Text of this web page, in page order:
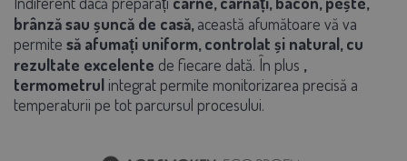
brânză sau șuncă de casă, această afumătoare vă va
permite să afumați uniform, controlat și natural, cu
rezultate excelente de fiecare dată. În plus ,
termometrul integrat permite monitorizarea precisă a
temperaturii pe tot parcursul procesului.